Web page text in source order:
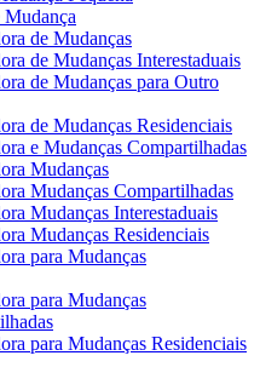
Mudança
de Mudanças
de Mudanças Interestaduais
de Mudanças para Outro
de Mudanças Residenciais
e Mudanças Compartilhadas
Mudanças
Mudanças Compartilhadas
Mudanças Interestaduais
Mudanças Residenciais
para Mudanças
para Mudanças
para Mudanças Residenciais